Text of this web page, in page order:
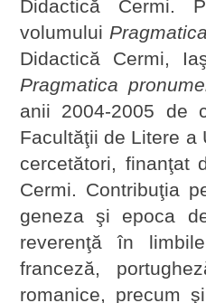
Didactică Cermi.
volumului
Didactică Cermi,
Pragmatica
anii 2004-2005 de
Facultăţii de Litere a
cercetători, finanţat
Cermi. Contribuţia
geneza şi epoca
reverenţă în
franceză,
romanice, precum